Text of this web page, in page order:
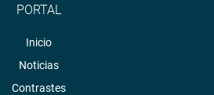
PORTAL
Inicio
Noticias
Contrastes